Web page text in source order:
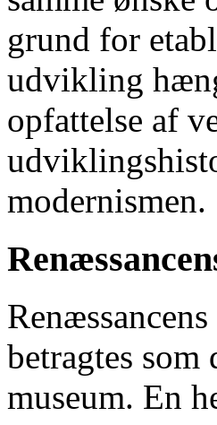
grund for
udvikling
opfattelse af
modernismen.
betragtes
museum. En